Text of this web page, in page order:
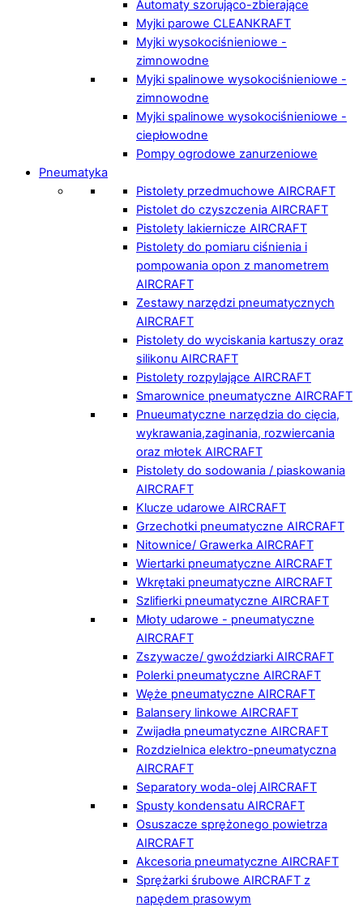
Automaty szorująco-zbierające
Myjki parowe CLEANKRAFT
Myjki wysokociśnieniowe -
zimnowodne
Myjki spalinowe wysokociśnieniowe -
zimnowodne
Myjki spalinowe wysokociśnieniowe -
ciepłowodne
Pompy ogrodowe zanurzeniowe
Pneumatyka
Pistolety przedmuchowe AIRCRAFT
Pistolet do czyszczenia AIRCRAFT
Pistolety lakiernicze AIRCRAFT
Pistolety do pomiaru ciśnienia i
pompowania opon z manometrem
AIRCRAFT
Zestawy narzędzi pneumatycznych
AIRCRAFT
Pistolety do wyciskania kartuszy oraz
silikonu AIRCRAFT
Pistolety rozpylające AIRCRAFT
Smarownice pneumatyczne AIRCRAFT
Pnueumatyczne narzędzia do cięcia,
wykrawania,zaginania, rozwiercania
oraz młotek AIRCRAFT
Pistolety do sodowania / piaskowania
AIRCRAFT
Klucze udarowe AIRCRAFT
Grzechotki pneumatyczne AIRCRAFT
Nitownice/ Grawerka AIRCRAFT
Wiertarki pneumatyczne AIRCRAFT
Wkrętaki pneumatyczne AIRCRAFT
Szlifierki pneumatyczne AIRCRAFT
Młoty udarowe - pneumatyczne
AIRCRAFT
Zszywacze/ gwoździarki AIRCRAFT
Polerki pneumatyczne AIRCRAFT
Węże pneumatyczne AIRCRAFT
Balansery linkowe AIRCRAFT
Zwijadła pneumatyczne AIRCRAFT
Rozdzielnica elektro-pneumatyczna
AIRCRAFT
Separatory woda-olej AIRCRAFT
Spusty kondensatu AIRCRAFT
Osuszacze sprężonego powietrza
AIRCRAFT
Akcesoria pneumatyczne AIRCRAFT
Sprężarki śrubowe AIRCRAFT z
napędem prasowym